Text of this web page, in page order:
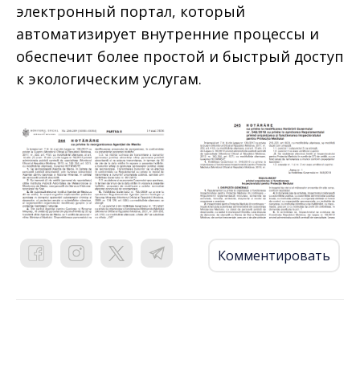
электронный портал, который
автоматизирует внутренние процессы и
обеспечит более простой и быстрый доступ
к экологическим услугам.
Комментировать